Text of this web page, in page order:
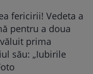
fericirii! Vedeta a
pentru a doua
prima
său: „Iubirile